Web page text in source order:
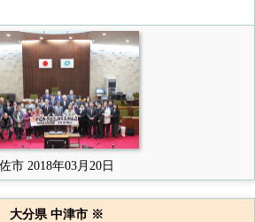
市 2018年03月20日
大分県 中津市 ※